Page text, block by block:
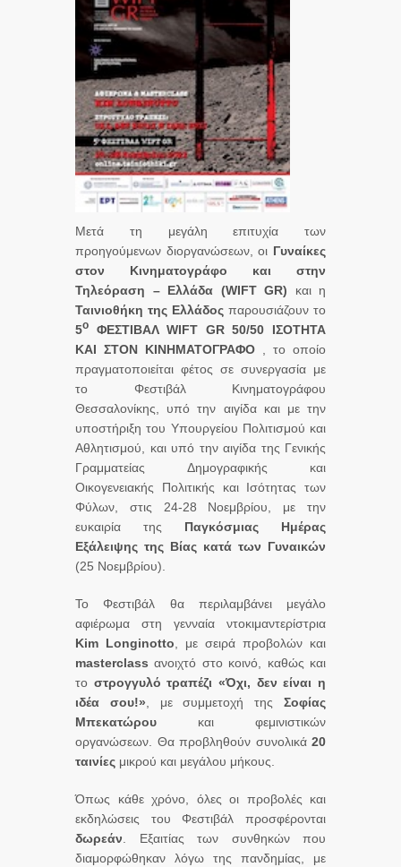
Μετά τη μεγάλη επιτυχία των
προηγούμενων διοργανώσεων, οι Γυναίκες
στον Κινηματογράφο και στην
Τηλεόραση – Ελλάδα (WIFT GR) και η
Ταινιοθήκη της Ελλάδος παρουσιάζουν το
5ο ΦΕΣΤΙΒΑΛ WIFT GR 50/50 ΙΣΟΤΗΤΑ
ΚΑΙ ΣΤΟΝ ΚΙΝΗΜΑΤΟΓΡΑΦΟ , το οποίο
πραγματοποιείται φέτος σε συνεργασία με
το Φεστιβάλ Κινηματογράφου
Θεσσαλονίκης, υπό την αιγίδα και με την
υποστήριξη του Υπουργείου Πολιτισμού και
Αθλητισμού, και υπό την αιγίδα της Γενικής
Γραμματείας Δημογραφικής και
Οικογενειακής Πολιτικής και Ισότητας των
Φύλων, στις 24-28 Νοεμβρίου, με την
ευκαιρία της Παγκόσμιας Ημέρας
Εξάλειψης της Βίας κατά των Γυναικών
(25 Νοεμβρίου).
Το Φεστιβάλ θα περιλαμβάνει μεγάλο
αφιέρωμα στη γενναία ντοκιμαντερίστρια
Kim Longinotto, με σειρά προβολών και
masterclass ανοιχτό στο κοινό, καθώς και
το στρογγυλό τραπέζι «Όχι, δεν είναι η
ιδέα σου!», με συμμετοχή τηςΣοφίας
Μπεκατώρου και φεμινιστικών
οργανώσεων. Θα προβληθούν συνολικά 20
ταινίες μικρού και μεγάλου μήκους.
Όπως κάθε χρόνο, όλες οι προβολές και
εκδηλώσεις του Φεστιβάλ προσφέρονται
δωρεάν. Εξαιτίας των συνθηκών που
διαμορφώθηκαν λόγω της πανδημίας, με